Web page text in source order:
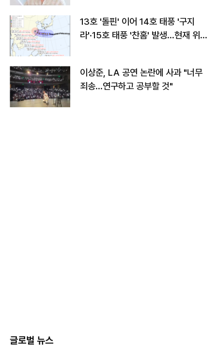
13호 '돌핀' 이어 14호 태풍 '구지
라'·15호 태풍 '찬홈' 발생…현재 위
이상준, LA 공연 논란에 사과 "너무
죄송…연구하고 공부할 것"
글로벌 뉴스